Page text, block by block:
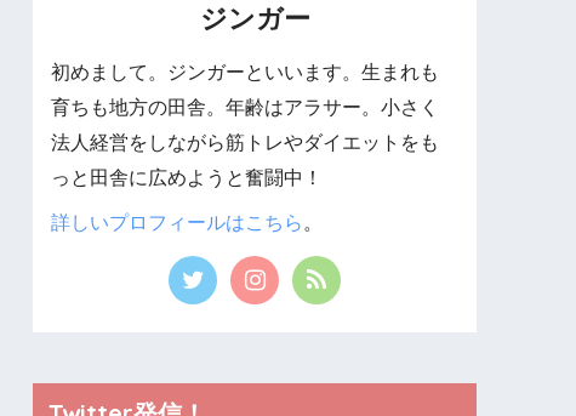
ジンガー
初めまして。ジンガーといいます。生まれも
育ちも地方の田舎。年齢はアラサー。小さく
法人経営をしながら筋トレやダイエットをも
っと田舎に広めようと奮闘中！
詳しいプロフィールはこちら 。